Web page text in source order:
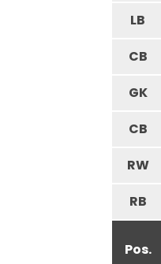
LB
CB
GK
CB
RW
RB
Pos.